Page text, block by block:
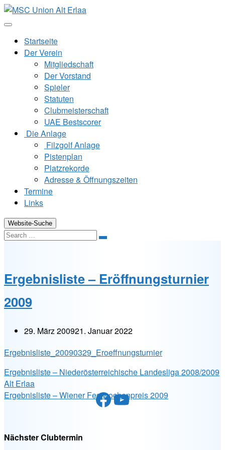
Zum
Inhalt
Startseite
Der Verein
Mitgliedschaft
Der Vorstand
Spieler
Statuten
Clubmeisterschaft
UAE Bestscorer
Die Anlage
Filzgolf Anlage
Pistenplan
Platzrekorde
Adresse & Öffnungszeiten
Termine
Links
Website-Suche
Search
Ergebnisliste – Eröffnungsturnier
2009
29. März 200921. Januar 2022
Ergebnisliste_20090329_Eroeffnungsturnier
Ergebnisliste – Niederösterreichische Landesliga 2008/2009
Alt Erlaa
Ergebnisliste – Wiener Festwochenpreis 2009
Facebook
YouTube
Nächster Clubtermin